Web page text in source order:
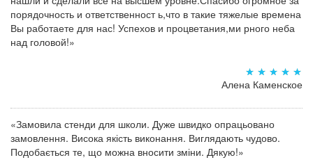
порядочность и ответственност ь,что в такие тяжелые времена
Вы работаете для нас! Успехов и процветания,ми рного неба
над головой!»
Алена Каменское
«Замовила стенди для школи. Дуже швидко опрацьовано
замовлення. Висока якість виконання. Виглядають чудово.
Подобається те, що можна вносити зміни. Дякую!»